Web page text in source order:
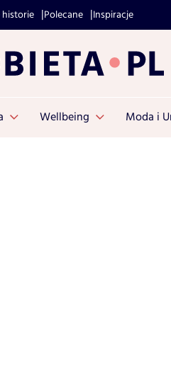
historie Polecane Inspiracje
Wellbeing Moda i